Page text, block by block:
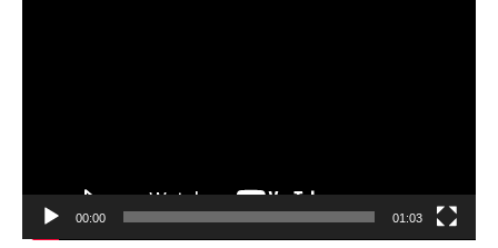
00:00 01:03